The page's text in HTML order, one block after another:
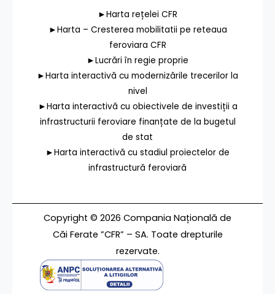
►Harta rețelei CFR
►Harta – Cresterea mobilitatii pe reteaua
feroviara CFR
►Lucrări în regie proprie
►Harta interactivă cu modernizările trecerilor la
nivel
►Harta interactivă cu obiectivele de investiții a
infrastructurii feroviare finanțate de la bugetul
de stat
►Harta interactivă cu stadiul proiectelor de
infrastructură feroviară
Copyright © 2026 Compania Națională de
Căi Ferate ”CFR” – SA. Toate drepturile
rezervate.